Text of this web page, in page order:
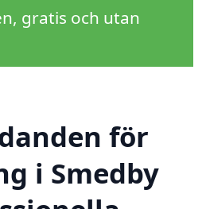
gratis och utan
för
i Smedby